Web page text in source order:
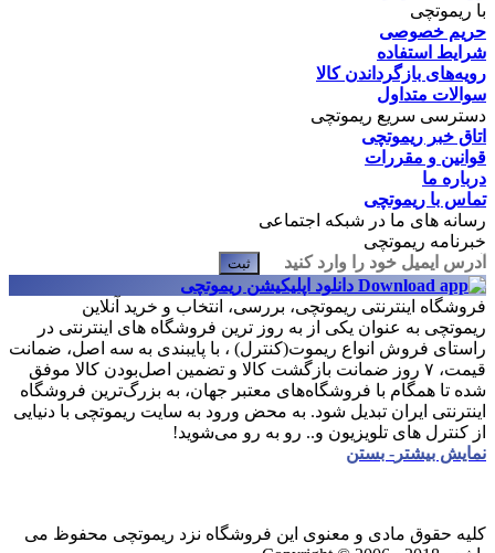
با ریموتچی
حریم خصوصی
شرایط استفاده
رویه‌های بازگرداندن کالا
سوالات متداول
دسترسی سریع ریموتچی
اتاق خبر ریموتچی
قوانین و مقررات
درباره ما
تماس با ریموتچی
رسانه های ما در شبکه اجتماعی
خبرنامه ریموتچی
ثبت
دانلود اپلیکیشن ریموتچی
فروشگاه اینترنتی ریموتچی، بررسی، انتخاب و خرید آنلاین
ریموتچی به عنوان یکی از به روز ترین فروشگاه های اینترنتی در
راستای فروش انواع ریموت(کنترل) ، با پایبندی به سه اصل، ضمانت
قیمت، ۷ روز ضمانت بازگشت کالا و تضمین اصل‌بودن کالا موفق
شده تا همگام با فروشگاه‌های معتبر جهان، به بزرگ‌ترین فروشگاه
اینترنتی ایران تبدیل شود. به محض ورود به سایت ریموتچی با دنیایی
از کنترل های تلویزیون و.. رو به رو می‌شوید!
نمایش بیشتر - بستن
کلیه حقوق مادی و معنوی این فروشگاه نزد ریموتچی محفوظ می